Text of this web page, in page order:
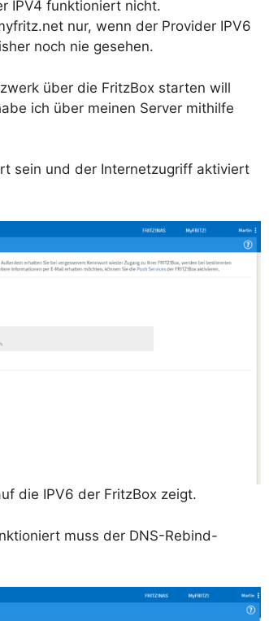
IPV4 funktioniert nicht.
nur, wenn der Provider IPV6
noch nie gesehen.
über die FritzBox starten will
ich über meinen Server mithilfe
sein und der Internetzugriff aktiviert
die IPV6 der FritzBox zeigt.
muss der DNS-Rebind-